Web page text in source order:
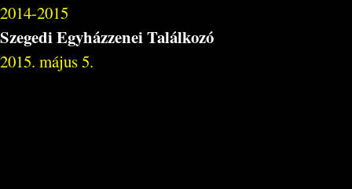
2014-2015
Szegedi Egyházzenei Találkozó
2015. május 5.